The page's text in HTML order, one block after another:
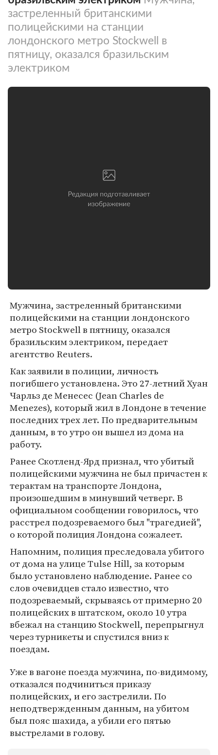
застреленный британскими
полицейскими на станции
лондонского метро Stockwell в
пятницу, оказался бразильским
электриком
Мужчина, застреленный британскими
полицейскими на станции лондонского
метро Stockwell в пятницу, оказался
бразильским электриком, передает
агентство Reuters.
Как заявили в полиции, личность
погибшего установлена. Это 27-летний Хуан
Чарльз де Менесес (Jean Charles de
Menezes), который жил в Лондоне в течение
последних трех лет. По предварительным
данным, в то утро он вышел из дома на
работу.
Ранее Скотленд-Ярд признал, что убитый
полицейскими мужчина не был причастен к
терактам на транспорте Лондона,
произошедшим в минувший четверг. В
официальном сообщении говорилось, что
расстрел подозреваемого был "трагедией",
о которой полиция Лондона сожалеет.
Напомним, полиция преследовала убитого
от дома на улице Tulse Hill, за которым
было установлено наблюдение. Ранее со
слов очевидцев стало известно, что
подозреваемый, скрываясь от примерно 20
полицейских в штатском, около 10 утра
вбежал на станцию Stockwell, перепрыгнул
через турникеты и спустился вниз к
поездам.
Уже в вагоне поезда мужчина, по-видимому,
отказался подчиниться приказу
полицейских, и его застрелили. По
неподтвержденным данным, на убитом
был пояс шахида, а убили его пятью
выстрелами в голову.